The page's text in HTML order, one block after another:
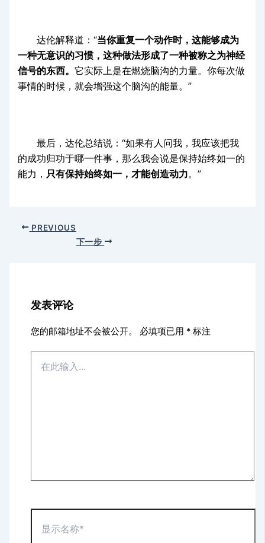
达伦解释道：“当你重复一个动作时，这能够成为
一种无意识的习惯，这种做法形成了一种被称之为神经
信号的东西。它实际上是在燃烧脑沟的力量。你每次做
事情的时候，就会增强这个脑沟的能量。”
最后，达伦总结说：“如果有人问我，我应该把我
的成功归功于哪一件事，那么我会说是保持始终如一的
能力， 只有保持始终如一，才能创造动力。”
PREVIOUS
下一步
发表评论
您的邮箱地址不会被公开。 必填项已用 * 标注